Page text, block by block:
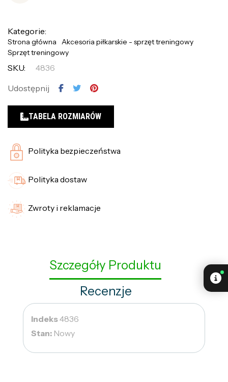
Kategorie:
Strona główna
Akcesoria piłkarskie - sprzęt treningowy
Sprzęt treningowy
SKU:
4836
Udostępnij
TABELA ROZMIARÓW
Polityka bezpieczeństwa
Polityka dostaw
Zwroty i reklamacje
Szczegóły Produktu
Recenzje
Indeks4836
Stan: Nowy